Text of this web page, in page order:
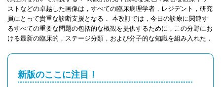
ストなどの卓越した画像は，すべての臨床病理学者，レジデント，研究
員にとって貴重な診断支援となる． 本改訂では，今日の診療に関連す
るすべての重要な問題の包括的な概観を提供するために，この分野にお
ける最新の臨床的，ステージ分類，および分子的な知識を組み入れた．
新版のここに注目！